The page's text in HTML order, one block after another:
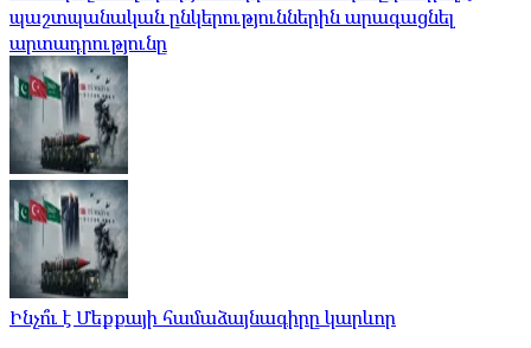
պաշտպանական ընկերություններին արագացնել
արտադրությունը
Ինչո՞ւ է Մեքքայի համաձայնագիրը կարևոր